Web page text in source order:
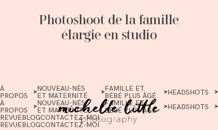
Photoshoot de la famille
élargie en studio
À
PROPOS
NOUVEAU-NÉS
ET MATERNITÉ
FAMILLE ET
BÉBÉ PLUS ÂGÉ
HEADSHOTS
À
PROPOS
NOUVEAU-NÉS
ET MATERNITÉ
FAMILLE ET
BÉBÉ PLUS ÂGÉ
HEADSHOTS
REVUEBLOGCONTACTEZ-MOI
REVUEBLOGCONTACTEZ-MOI